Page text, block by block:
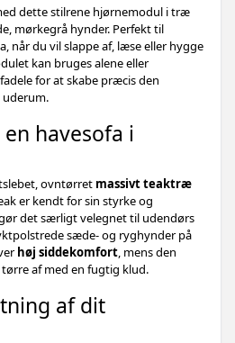
dette stilrene hjørnemodul i træ
mørkegrå hynder. Perfekt til
når du vil slappe af, læse eller hygge
kan bruges alene eller
for at skabe præcis den
uderum.
havesofa i
ovntørret massivt teaktræ
er kendt for sin styrke og
det særligt velegnet til udendørs
sæde- og ryghynder på
høj siddekomfort, mens den
af med en fugtig klud.
af dit